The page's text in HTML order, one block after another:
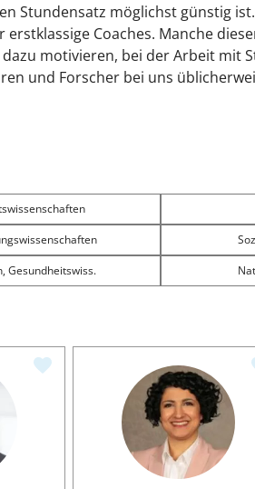
Stundensatz möglichst günstig
Coaches. Manche
motivieren, bei der Arbeit mit
und Forscher bei uns
Gesundheitswiss.